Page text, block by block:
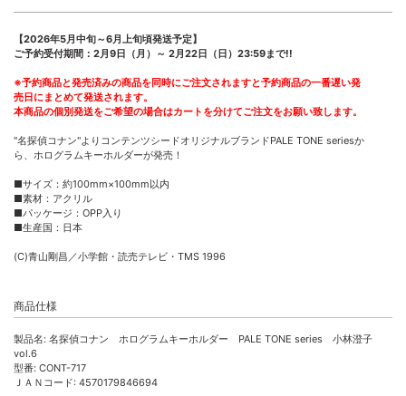
【2026年5月中旬～6月上旬頃発送予定】
ご予約受付期間：2月9日（月）～ 2月22日（日）23:59まで!!
※予約商品と発売済みの商品を同時にご注文されますと予約商品の一番遅い発
売日にまとめて発送されます。
本商品の個別発送をご希望の場合はカートを分けてご注文をお願い致します。
"名探偵コナン"よりコンテンツシードオリジナルブランドPALE TONE seriesか
ら、ホログラムキーホルダーが発売！
■サイズ：約100mm×100mm以内
■素材：アクリル
■パッケージ：OPP入り
■生産国：日本
(C)青山剛昌／小学館・読売テレビ・TMS 1996
商品仕様
製品名: 名探偵コナン ホログラムキーホルダー PALE TONE series 小林澄子
vol.6
型番: CONT-717
ＪＡＮコード: 4570179846694